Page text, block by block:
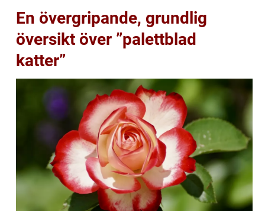
En övergripande, grundlig
översikt över ”palettblad
katter”